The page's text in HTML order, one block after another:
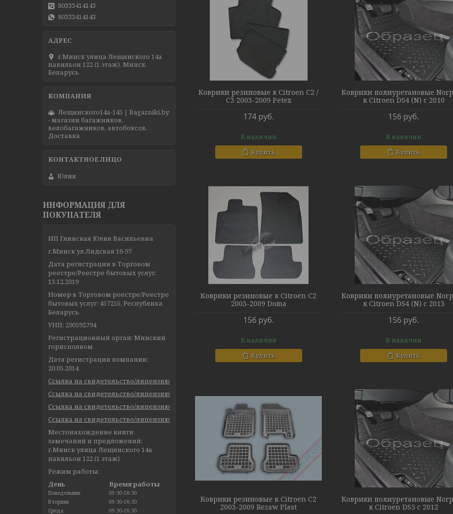
Коврики резиновые к Citroen C2 /
C3 2003-2009 Petex
174 руб.
В наличии
Купить
Коврики полиуретановые
к Citroen DS4 (N) c 2010
156 руб.
В наличии
Купить
Коврики резиновые к Citroen C2
2003-2009 Doma
156 руб.
В наличии
Купить
Коврики полиуретановые
к Citroen DS4 (N) c 2013
156 руб.
В наличии
Купить
Коврики резиновые к Citroen C2
2003-2009 Rezaw Plast
Коврики полиуретановые
к Citroen DS5 c 2012
80333414143
80333414143
г.Минск улица Лещинского 14а
павильон 122 (1 этаж), Минск,
Беларусь
Лещинского14а-145 | Bagazniki.by
- магазин багажников,
велобагажников, автобоксов.
Доставка
Юлия
ИНФОРМАЦИЯ ДЛЯ
ПОКУПАТЕЛЯ
ИП Глинская Юлия Васильевна
г.Минск ул.Лидская 16-97
Дата регистрации в Торговом
реестре/Реестре бытовых услуг:
13.12.2019
Номер в Торговом реестре/Реестре
бытовых услуг: 457255, Республика
Беларусь
УНП: 290592794
Регистрационный орган: Минский
горисполком
Дата регистрации компании:
20.05.2014
Ссылка на свидетельство/лицензию
Ссылка на свидетельство/лицензию
Ссылка на свидетельство/лицензию
Ссылка на свидетельство/лицензию
Местонахождение книги
замечаний и предложений:
г.Минск улица Лещинского 14а
павильон 122 (1 этаж)
Режим работы:
День
Время работы
Понедельник
09:30-18:30
Вторник
09:30-18:30
Среда
09:30-18:30